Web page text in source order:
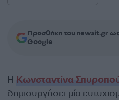
Προσθήκη του newsit.gr ως
Google
Η Κωνσταντίνα
δημιουργήσει μία